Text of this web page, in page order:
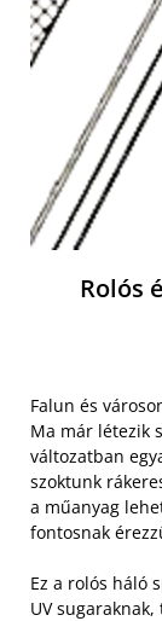
Rolós
Falun és
Ma már létezik
változatban
szoktunk
a műanyag
fontosnak
Ez a rolós háló
UV